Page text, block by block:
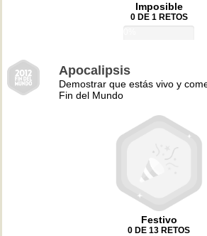
Imposible
0 DE 1 RETOS
Apocalipsis
Demostrar que estás vivo y
Fin del Mundo
Festivo
0 DE 13 RETOS